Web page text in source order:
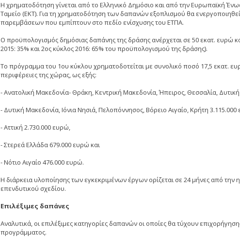
Η χρηματοδότηση γίνεται από το Ελληνικό Δημόσιο και από την Ευρωπαϊκή
Ταμείο (ΕΚΤ). Για τη χρηματοδότηση των δαπανών εξοπλισμού θα
παρεμβάσεων που εμπίπτουν στο πεδίο ενίσχυσης του ΕΤΠΑ.
Ο προϋπολογισμός δημόσιας δαπάνης της δράσης ανέρχεται σε 50 εκατ. ευρώ
2015: 35% και 2ος κύκλος 2016: 65% του προϋπολογισμού της δράσης).
Το πρόγραμμα του 1ου κύκλου χρηματοδοτείται με συνολικό ποσό 17,5 εκατ.
περιφέρειες της χώρας, ως εξής:
- Ανατολική Μακεδονία- Θράκη, Κεντρική Μακεδονία, Ήπειρος, Θεσσαλία,
- Δυτική Μακεδονία, Ιόνια Νησιά, Πελοπόννησος, Βόρειο Αιγαίο, Κρήτη
- Αττική 2.730.000 ευρώ,
- Στερεά Ελλάδα 679.000 ευρώ και
- Νότιο Αιγαίο 476.000 ευρώ.
Η διάρκεια υλοποίησης των εγκεκριμένων έργων ορίζεται σε 24 μήνες από την
επενδυτικού σχεδίου.
Επιλέξιμες δαπάνες
Αναλυτικά, οι επιλέξιμες κατηγορίες δαπανών οι οποίες θα τύχουν
προγράμματος.